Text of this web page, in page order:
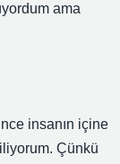
ama
insanın içine
Çünkü